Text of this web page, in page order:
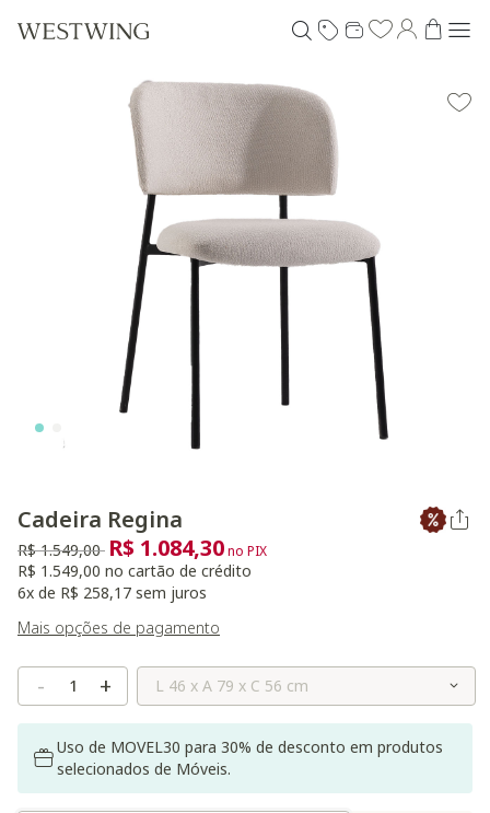
Cadeira Regina
Preço reduzido de
R$ 1.549,00 para
R$ 1.084,30no PIX
R$ 1.549,00 no cartão de crédito
6x de R$ 258,17 sem juros
Mais opções de pagamento
- + Selecione o Tamanho
Uso de MOVEL30 para 30% de desconto em produtos
selecionados de Móveis.